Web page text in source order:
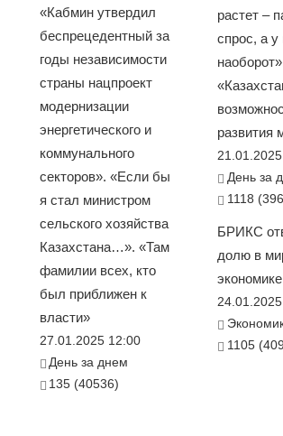
«Кабмин утвердил
беспрецедентный за
годы независимости
страны нацпроект
модернизации
энергетического и
коммунального
секторов». «Если бы
я стал министром
сельского хозяйства
Казахстана…». «Там
фамилии всех, кто
был приближен к
власти»
27.01.2025 12:00
День за днем
135 (40536)
растет –
спрос, а у
развития
День за
1118
БРИКС
долю в
1105